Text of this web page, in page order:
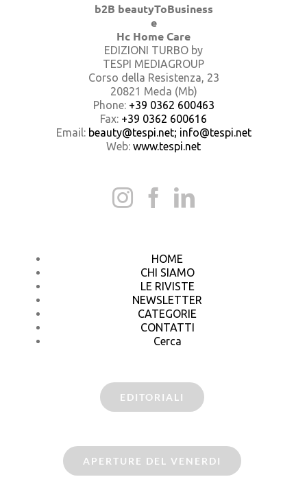
b2B beautyToBusiness
e
Hc Home Care
EDIZIONI TURBO by
TESPI MEDIAGROUP
Corso della Resistenza, 23
20821 Meda (Mb)
Phone: +39 0362 600463
Fax: +39 0362 600616
Email: beauty@tespi.net; info@tespi.net
Web: www.tespi.net
HOME
CHI SIAMO
LE RIVISTE
NEWSLETTER
CATEGORIE
CONTATTI
Cerca
EDITORIALI
APERTURE DEL VENERDI